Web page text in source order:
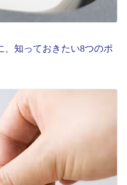
知っておきたい8つのポ